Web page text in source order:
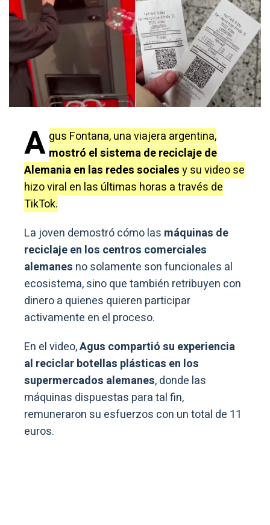
A gus Fontana, una viajera argentina,
mostró el sistema de reciclaje de
Alemania en las redes socialesy su video se
hizo viral en las últimas horas a través de
TikTok.
La joven demostró cómo las máquinas de
reciclaje en los centros comerciales
alemanes no solamente son funcionales al
ecosistema, sino que también retribuyen con
dinero a quienes quieren participar
activamente en el proceso.
En el video,Agus compartió su experiencia
al reciclar botellas plásticas en los
supermercados alemanes, donde las
máquinas dispuestas para tal fin,
remuneraron su esfuerzos con un total de 11
euros.